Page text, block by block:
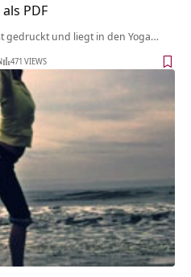
PDF
gedruckt und liegt in den Yoga…
471 VIEWS